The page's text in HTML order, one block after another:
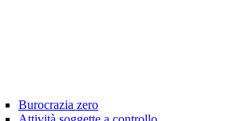
Burocrazia zero